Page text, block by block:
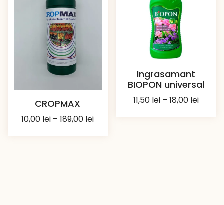
CROPMAX
10,00 lei – 189,00 leiInterval
Ingrasamant
BIOPON universal
11,50 lei – 18,00 lei